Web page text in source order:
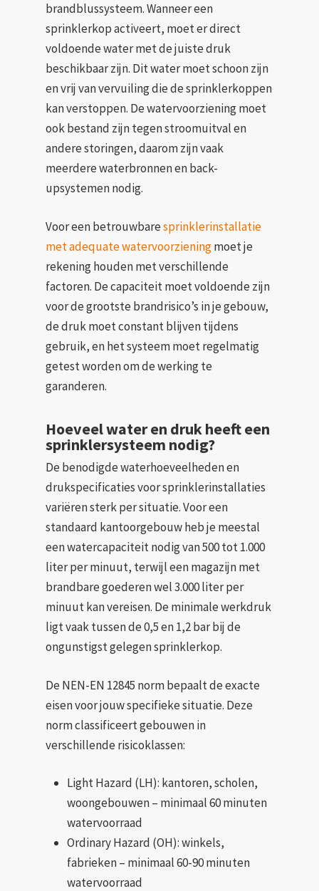
brandblussysteem. Wanneer een
sprinklerkop activeert, moet er direct
voldoende water met de juiste druk
beschikbaar zijn. Dit water moet schoon zijn
en vrij van vervuiling die de sprinklerkoppen
kan verstoppen. De watervoorziening moet
ook bestand zijn tegen stroomuitval en
andere storingen, daarom zijn vaak
meerdere waterbronnen en back-
upsystemen nodig.
Voor een betrouwbaresprinklerinstallatie
met adequate watervoorzieningmoet je
rekening houden met verschillende
factoren. De capaciteit moet voldoende zijn
voor de grootste brandrisico’s in je gebouw,
de druk moet constant blijven tijdens
gebruik, en het systeem moet regelmatig
getest worden om de werking te
garanderen.
Hoeveel water en druk heeft een
sprinklersysteem nodig?
De benodigde waterhoeveelheden en
drukspecificaties voor sprinklerinstallaties
variëren sterk per situatie. Voor een
standaard kantoorgebouw heb je meestal
een watercapaciteit nodig van 500 tot 1.000
liter per minuut, terwijl een magazijn met
brandbare goederen wel 3.000 liter per
minuut kan vereisen. De minimale werkdruk
ligt vaak tussen de 0,5 en 1,2 bar bij de
ongunstigst gelegen sprinklerkop.
De NEN-EN 12845 norm bepaalt de exacte
eisen voor jouw specifieke situatie. Deze
norm classificeert gebouwen in
verschillende risicoklassen:
Light Hazard (LH): kantoren, scholen,
woongebouwen – minimaal 60 minuten
watervoorraad
Ordinary Hazard (OH): winkels,
fabrieken – minimaal 60-90 minuten
watervoorraad